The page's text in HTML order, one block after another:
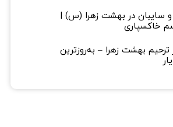
و سایبان در بهشت زهرا (س) |
خاکسپاری
بهشت زهرا – به‌روزترین